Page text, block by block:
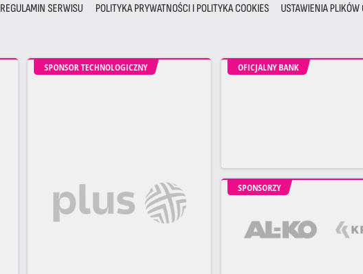
REGULAMIN SERWISU POLITYKA PRYWATNOŚCI I POLITYKA COOKIES USTAWIENIA PLIKÓW
SPONSOR TECHNOLOGICZNY OFICJALNY BANK
SPONSORZY